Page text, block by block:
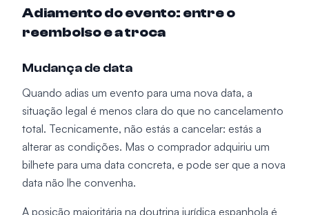
Adiamento do evento: entre o
reembolso e a troca
Mudança de data
Quando adias um evento para uma nova data, a
situação legal é menos clara do que no cancelamento
total. Tecnicamente, não estás a cancelar: estás a
alterar as condições. Mas o comprador adquiriu um
bilhete para uma data concreta, e pode ser que a nova
data não lhe convenha.
A posição maioritária na doutrina jurídica espanhola é